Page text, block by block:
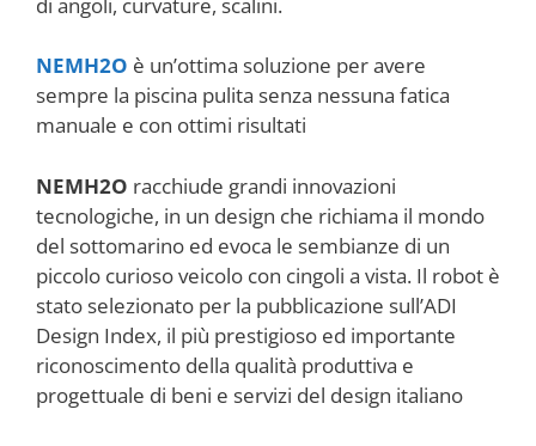
NEMH2O è un’ottima soluzione per avere
sempre la piscina pulita senza nessuna fatica
manuale e con ottimi risultati
NEMH2O racchiude grandi innovazioni
tecnologiche, in un design che richiama il mondo
del sottomarino ed evoca le sembianze di un
piccolo curioso veicolo con cingoli a vista. Il robot è
stato selezionato per la pubblicazione sull’ADI
Design Index, il più prestigioso ed importante
riconoscimento della qualità produttiva e
progettuale di beni e servizi del design italiano